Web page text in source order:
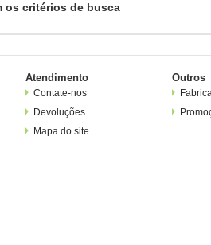
os critérios de busca
Atendimento
Contate-nos
Devoluções
Mapa do site
Outros